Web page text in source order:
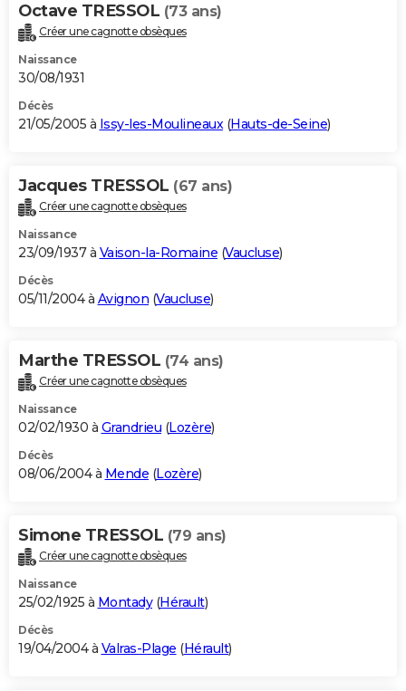
Octave TRESSOL (73 ans)
Créer une cagnotte obsèques
Naissance
30/08/1931
Décès
21/05/2005 à Issy-les-Moulineaux(Hauts-de-Seine)
Jacques TRESSOL (67 ans)
Créer une cagnotte obsèques
Naissance
23/09/1937 à Vaison-la-Romaine (Vaucluse)
Décès
05/11/2004 à Avignon (Vaucluse)
Marthe TRESSOL (74 ans)
Créer une cagnotte obsèques
Naissance
02/02/1930 à Grandrieu (Lozère)
Décès
08/06/2004 à Mende (Lozère)
Simone TRESSOL (79 ans)
Créer une cagnotte obsèques
Naissance
25/02/1925 à Montady(Hérault)
Décès
19/04/2004 à Valras-Plage (Hérault)